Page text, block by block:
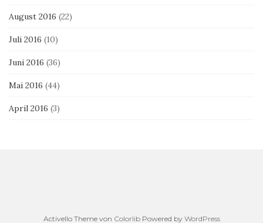
August 2016 (22)
Juli 2016 (10)
Juni 2016 (36)
Mai 2016 (44)
April 2016 (3)
Activello Theme von ColorlibPowered by WordPress